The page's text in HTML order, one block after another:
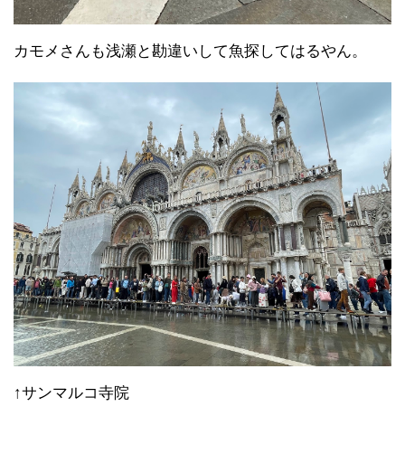
水没してますけどっ！！
この程度の雨で水没って、排水設備貧弱すぎひん？